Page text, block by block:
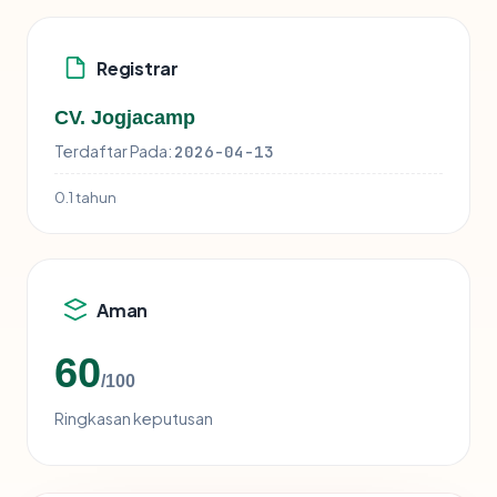
Registrar
CV. Jogjacamp
Terdaftar Pada: 2026-04-13
0.1 tahun
Aman
60/100
Ringkasan keputusan